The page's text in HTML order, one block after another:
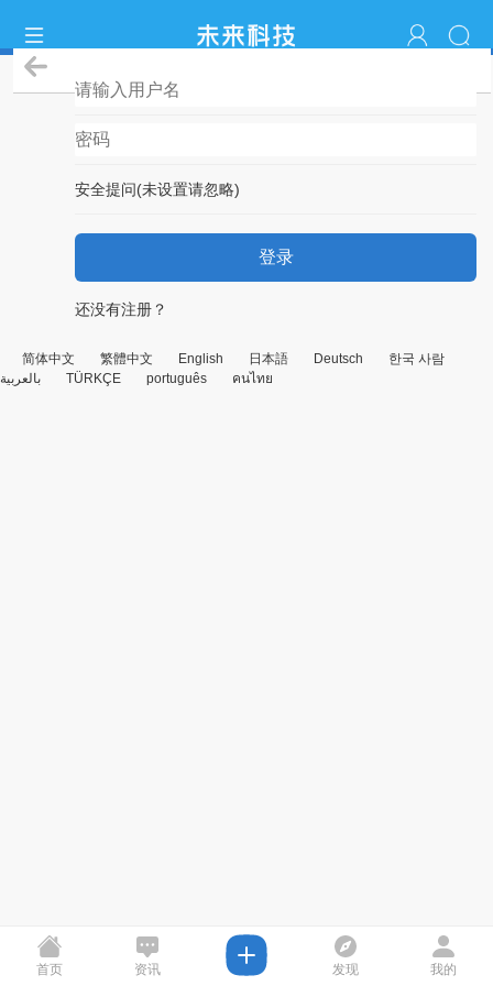
安全提问(未设置请忽略)
登录
还没有注册？
简体中文 繁體中文 English 日本語 Deutsch
한국 사람
بالعربية
TÜRKÇE português คนไทย
首页 资讯 发现 我的